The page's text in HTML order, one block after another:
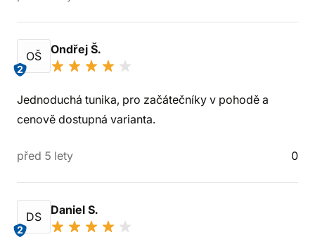
OŠ
2
Ondřej Š.
Jednoduchá tunika, pro začátečníky v pohodě a
cenově dostupná varianta.
před 5 lety 0
DS
2
Daniel S.